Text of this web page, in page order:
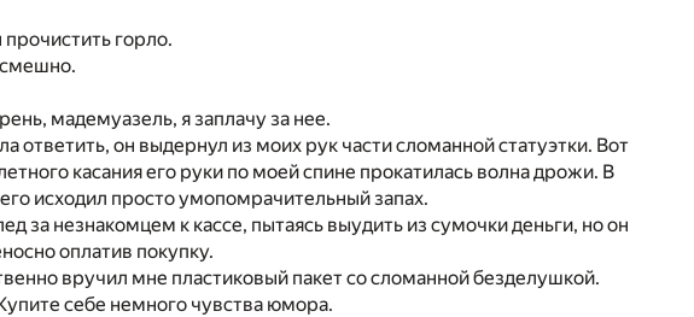
горло.
мадемуазель, я заплачу за нее.
ответить, он выдернул из моих рук части сломанной статуэтки. Вот
касания его руки по моей спине прокатилась волна дрожи. В
исходил просто умопомрачительный запах.
за незнакомцем к кассе, пытаясь выудить из сумочки деньги, но он
оплатив покупку.
вручил мне пластиковый пакет со сломанной безделушкой.
себе немного чувства юмора.